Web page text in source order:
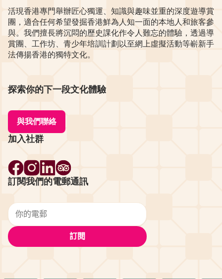
活現香港專門舉辦匠心獨運、知識與趣味並重的深度遊導賞
團，適合任何希望發掘香港鮮為人知一面的本地人和旅客參
與。我們擅長將沉悶的歷史課化作令人難忘的體驗，透過導
賞團、工作坊、青少年培訓計劃以至網上虛擬活動等嶄新手
法傳揚香港的獨特文化。
探索你的下一段文化體驗
與我們聯絡
加入社群
訂閱我們的電郵通訊